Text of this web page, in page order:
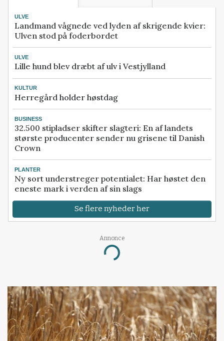
ULVE
Landmand vågnede ved lyden af skrigende kvier:
Ulven stod på foderbordet
ULVE
Lille hund blev dræbt af ulv i Vestjylland
KULTUR
Herregård holder høstdag
BUSINESS
32.500 stipladser skifter slagteri: En af landets
største producenter sender nu grisene til Danish
Crown
PLANTER
Ny sort understreger potentialet: Har høstet den
eneste mark i verden af sin slags
Se flere nyheder her
Annonce
Loading...